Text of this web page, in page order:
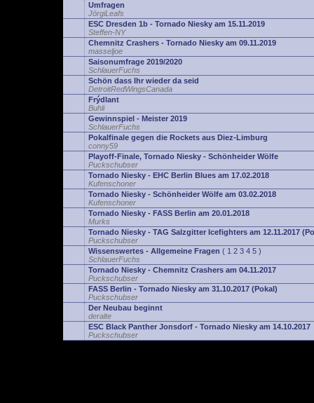
Umfragen
JörgiLeafs
ESC Dresden 1b - Tornado Niesky am 15.11.2019
Steffen-NY
Chemnitz Crashers - Tornado Niesky am 09.11.2019
masseljoe
Saisonumfrage 2019/2020
SchlauerFuchs
Schön dass Ihr wieder da seid
DetroitRedWingsCanada
Frýdlant
Buhli
Gewinnspiel - Meister 2019
SchlauerFuchs
Pokalfinale gegen die Rockets aus Diez-Limburg
conny59
Playoff-Finale, Tornado Niesky - Schönheider Wölfe
Puckschubser
Tornado Niesky - EHC Berlin Blues am 17.02.2018
Kufenschoner
Tornado Niesky - Schönheider Wölfe am 03.02.2018
Kufenschoner
Tornado Niesky - FASS Berlin am 20.01.2018
Murks
Tornado Niesky - TAG Salzgitter Icefighters am 12.11.2017
Puckschubser
Wissenswertes - Allgemeine Fragen ( 1 2 3 4 5 )
SchlauerFuchs
Tornado Niesky - Chemnitz Crashers am 04.11.2017
Puckschubser
FASS Berlin - Tornado Niesky am 31.10.2017 (Pokal)
Puckschubser
Der Neubau beginnt
deralte
ESC Black Panther Jonsdorf - Tornado Niesky am 14.10.2017
Puckschubser